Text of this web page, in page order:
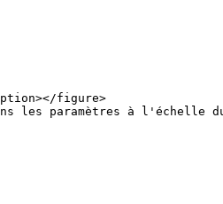
les paramètres à l'échelle